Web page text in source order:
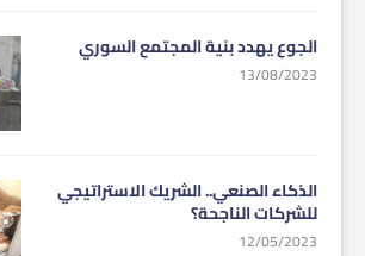
الجوع يهدد بنية المجتمع السوري
13/08/2023
الذكاء الصنعي.. الشريك الاستراتيجي
للشركات الناجحة؟
12/05/2023